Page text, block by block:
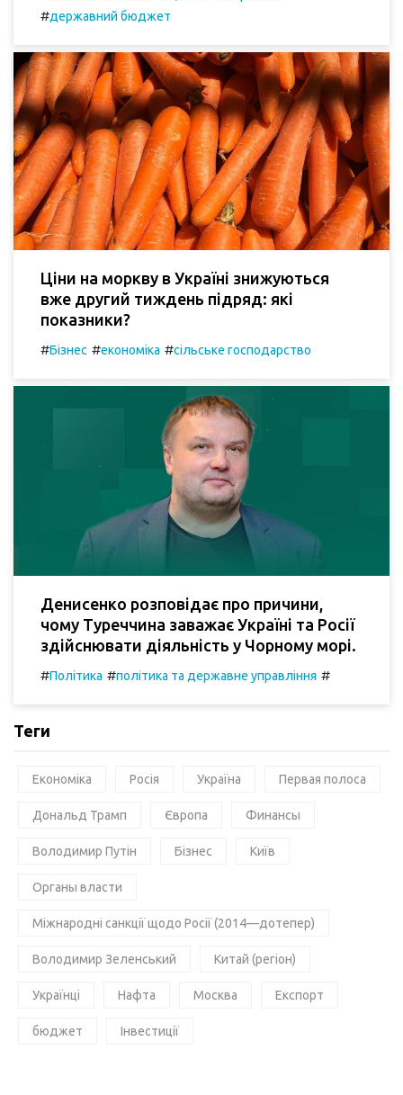
#державний бюджет
Ціни на моркву в Україні знижуються
вже другий тиждень підряд: які
показники?
#Бізнес #економіка #сільське господарство
Денисенко розповідає про причини,
чому Туреччина заважає Україні та Росії
здійснювати діяльність у Чорному морі.
#Політика #політика та державне управління #
Теги
Економіка Росія Україна Первая полоса
Дональд Трамп Європа Финансы
Володимир Путін Бізнес Київ
Органы власти
Міжнародні санкції щодо Росії (2014—дотепер)
Володимир Зеленський Китай (регіон)
Українці Нафта Москва Експорт
бюджет Інвестиції